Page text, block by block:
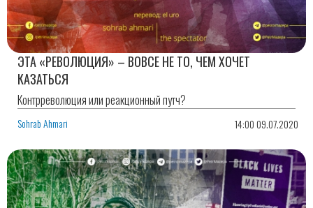
ЭТА «РЕВОЛЮЦИЯ» – ВОВСЕ НЕ ТО, ЧЕМ ХОЧЕТ
КАЗАТЬСЯ
Контрреволюция или реакционный путч?
Sohrab Ahmari 14:00 09.07.2020